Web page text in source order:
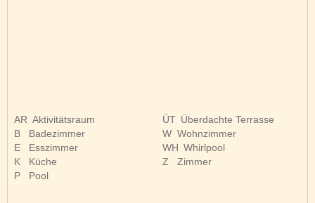
AR Aktivitätsraum
B
Badezimmer
E
Esszimmer
K
Küche
P
Pool
ÜT Überdachte Terrasse
W Wohnzimmer
WH Whirlpool
Z
Zimmer